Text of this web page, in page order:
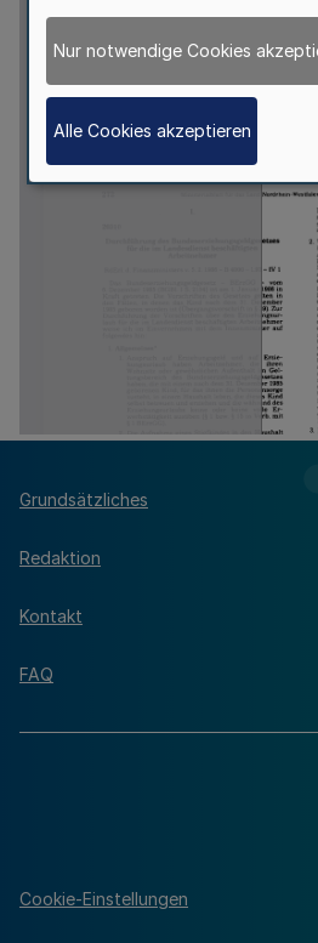
Grundsätzliches
Redaktion
Kontakt
FAQ
Cookie-Einstellungen
Nur notwendige Cookies
Alle Cookies akzeptieren